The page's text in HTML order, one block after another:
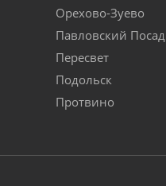
Орехово-Зуево
Павловский Посад
Пересвет
Подольск
Протвино